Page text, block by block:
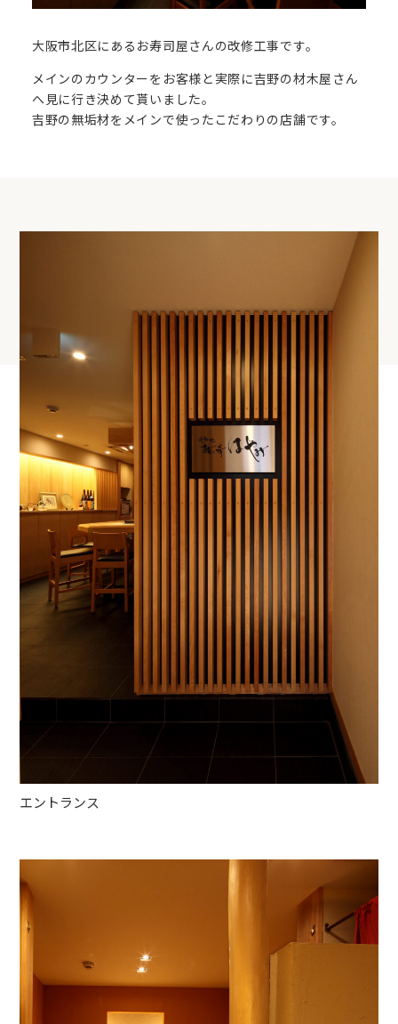
大阪市北区にあるお寿司屋さんの改修工事です。
メインのカウンターをお客様と実際に吉野の材木屋さん
へ見に行き決めて貰いました。
吉野の無垢材をメインで使ったこだわりの店舗です。
エントランス